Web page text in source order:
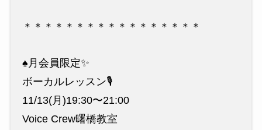
＊＊＊＊＊＊＊＊＊＊＊＊＊＊＊＊＊
♠️月会員限定✨
ボーカルレッスン🎙
11/13(月)19:30〜21:00
Voice Crew曙橋教室